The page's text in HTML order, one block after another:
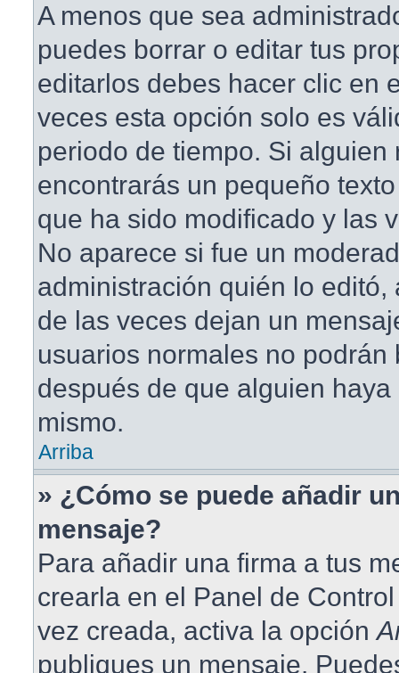
A menos que sea
puedes borrar o editar tus
editarlos debes hacer clic en
veces esta opción solo es
periodo de tiempo. Si alguien
encontrarás un pequeño
que ha sido modificado y las
No aparece si fue un
administración quién lo editó,
de las veces dejan un
usuarios normales no podrán
después de que alguien
mismo.
Arriba
» ¿Cómo se puede añadir
mensaje?
Para añadir una firma a tus
crearla en el Panel de
vez creada, activa la opción
publiques un mensaje.